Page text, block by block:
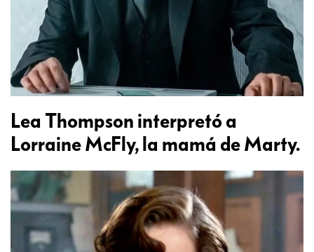
Lea Thompson interpretó a
Lorraine McFly, la mamá de Marty.